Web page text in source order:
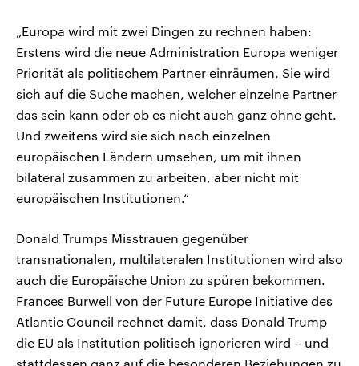
„Europa wird mit zwei Dingen zu rechnen haben:
Erstens wird die neue Administration Europa weniger
Priorität als politischem Partner einräumen. Sie wird
sich auf die Suche machen, welcher einzelne Partner
das sein kann oder ob es nicht auch ganz ohne geht.
Und zweitens wird sie sich nach einzelnen
europäischen Ländern umsehen, um mit ihnen
bilateral zusammen zu arbeiten, aber nicht mit
europäischen Institutionen.“
Donald Trumps Misstrauen gegenüber
transnationalen, multilateralen Institutionen wird also
auch die Europäische Union zu spüren bekommen.
Frances Burwell von der Future Europe Initiative des
Atlantic Council rechnet damit, dass Donald Trump
die EU als Institution politisch ignorieren wird – und